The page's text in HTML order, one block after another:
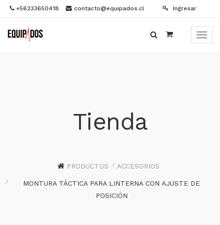
+56233650418 contacto@equipados.cl Ingresar
Menú
Tienda
PRODUCTOS ACCESORIOS
MONTURA TÁCTICA PARA LINTERNA CON AJUSTE DE
POSICIÓN